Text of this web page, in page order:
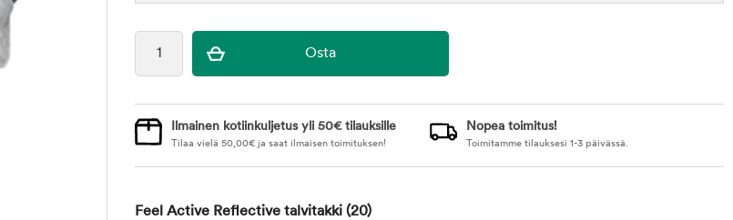
Ilmainen kotiinkuljetus yli 50€ tilauksille
Tilaa vielä 50,00€ ja saat ilmaisen toimituksen!
Nopea toimitus!
Toimitamme tilauksesi 1-3 päivässä.
Feel Active Reflective talvitakki (20)